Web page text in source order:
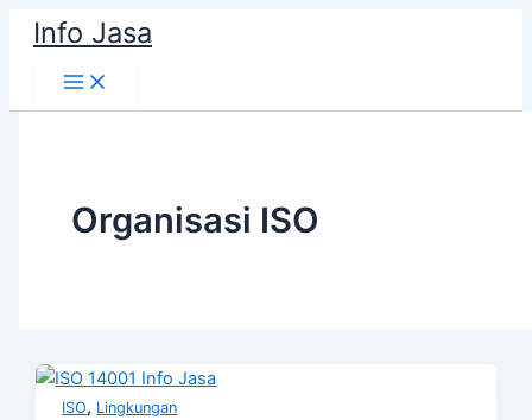
Skip
content
Info Jasa
Organisasi ISO
ISO, Lingkungan